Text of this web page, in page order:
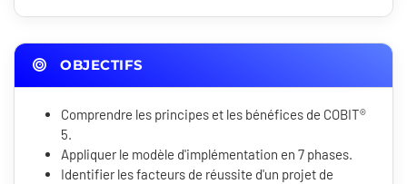
OBJECTIFS
Comprendre les principes et les bénéfices de COBIT®
5.
Appliquer le modèle d'implémentation en 7 phases.
Identifier les facteurs de réussite d'un projet de